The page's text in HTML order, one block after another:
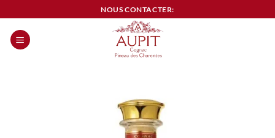
au
contenu
NOUS CONTACTER: